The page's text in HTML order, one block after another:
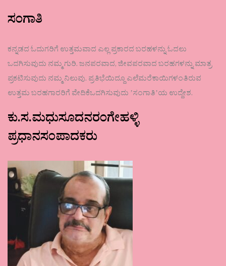
ಸಂಗಾತಿ
ಕನ್ನಡದ ಓದುಗರಿಗೆ ಉತ್ತಮವಾದ ಎಲ್ಲ ಪ್ರಕಾರದ ಬರಹಳನ್ನು ಓದಲು
ಒದಗಿಸುವುದು ನಮ್ಮ ಗುರಿ. ಜನಪರವಾದ, ಜೀವಪರವಾದ ಬರಹಗಳನ್ನು ಮಾತ್ರ
ಪ್ರಕಟಿಸುವುದು ನಮ್ಮ ನಿಲುವು. ಪ್ರತಿಭೆಯಿದ್ದೂ ಎಲೆಮರೆಕಾಯಿಗಳಂತಿರುವ
ಉತ್ತಮ ಬರಹಗಾರರಿಗೆ ವೇದಿಕೆಒದಗಿಸುವುದು ʼಸಂಗಾತಿʼಯ ಉದ್ದೇಶ.
ಕು.ಸ.ಮಧುಸೂದನರಂಗೇಹಳ್ಳಿ
ಪ್ರಧಾನಸಂಪಾದಕರು